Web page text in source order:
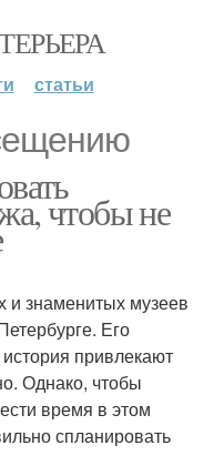
статьи
чтобы не
знаменитых музеев
Его
привлекают
Однако, чтобы
время в этом
спланировать